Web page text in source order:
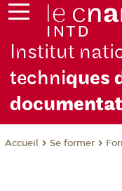
Institut
techniques
docu
Accueil Se former